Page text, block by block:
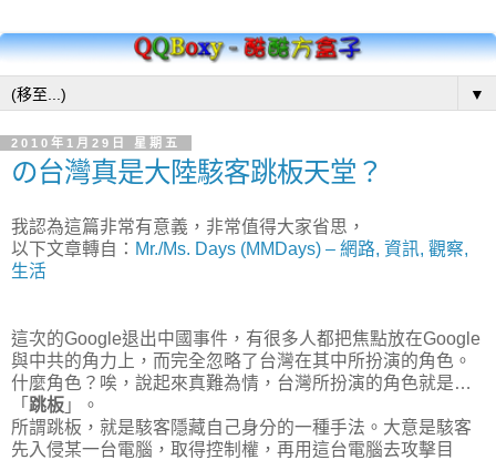
▼
2010年1月29日 星期五
の台灣真是大陸駭客跳板天堂？
我認為這篇非常有意義，非常值得大家省思，
以下文章轉自： Mr./Ms. Days (MMDays) – 網路, 資訊, 觀察,
生活
這次的Google退出中國事件，有很多人都把焦點放在Google
與中共的角力上，而完全忽略了台灣在其中所扮演的角色。
什麼角色？唉，說起來真難為情，台灣所扮演的角色就是…
「 跳板 」。
所謂跳板，就是駭客隱藏自己身分的一種手法。大意是駭客
先入侵某一台電腦，取得控制權，再用這台電腦去攻擊目